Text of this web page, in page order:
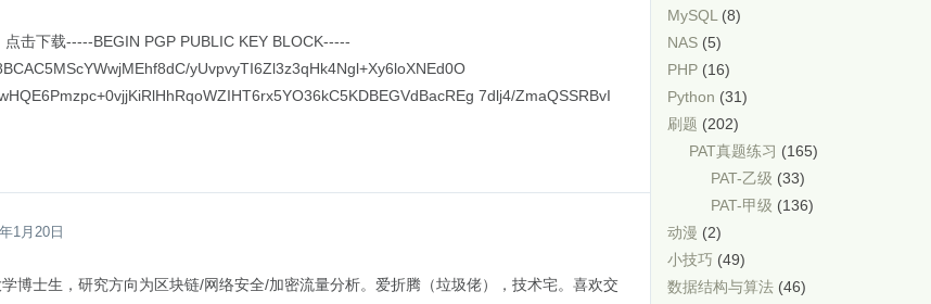
点击下载-----BEGIN PGP PUBLIC KEY BLOCK-----
yUvpvyTI6Zl3z3qHk4Ngl+Xy6loXNEd0O
7dlj4/ZmaQSSRBvI
1月20日
博士生，研究方向为区块链/网络安全/加密流量分析。爱折腾（垃圾佬），技术宅。喜欢交
MySQL (8)
NAS (5)
PHP (16)
Python (31)
刷题 (202)
PAT真题练习 (165)
PAT-乙级 (33)
PAT-甲级 (136)
动漫 (2)
小技巧 (49)
数据结构与算法 (46)